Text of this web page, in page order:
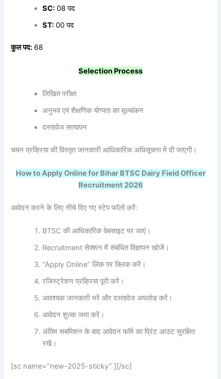
SC: 08 पद
ST: 00 पद
कुलपद: 68
Selection Process
लिखित परीक्षा
अनुभव एवं शैक्षणिक योग्यता का मूल्यांकन
दस्तावेज सत्यापन
चयन प्रक्रिया की विस्तृत जानकारी आधिकारिक अधिसूचना में दी जाएगी।
How to Apply Online for Bihar BTSC Dairy Field Officer
Recruitment 2026
आवेदन करने के लिए नीचे दिए गए स्टेप फॉलो करें:
BTSC की आधिकारिक वेबसाइट पर जाएं।
Recruitment सेक्शन में संबंधित विज्ञापन खोजें।
“Apply Online” लिंक पर क्लिक करें।
रजिस्ट्रेशन प्रक्रिया पूरी करें।
आवश्यक जानकारी भरें और दस्तावेज अपलोड करें।
आवेदन शुल्क जमा करें।
अंतिम सबमिशन के बाद आवेदन फॉर्म का प्रिंट आउट सुरक्षित
रखें।
[sc name=”new-2025-sticky” ][/sc]